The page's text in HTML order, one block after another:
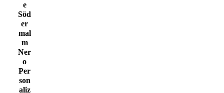
e
Söd
er
mal
m
Ner
o
Per
son
aliz